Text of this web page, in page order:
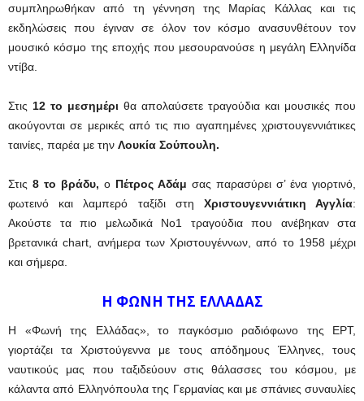
συμπληρωθήκαν από τη γέννηση της Μαρίας Κάλλας και τις
εκδηλώσεις που έγιναν σε όλον τον κόσμο ανασυνθέτουν τον
μουσικό κόσμο της εποχής που μεσουρανούσε η μεγάλη Ελληνίδα
ντίβα.
Στις 12 το μεσημέρι θα απολαύσετε τραγούδια και μουσικές που
ακούγονται σε μερικές από τις πιο αγαπημένες χριστουγεννιάτικες
ταινίες, παρέα με την Λουκία Σούπουλη.
Στις 8 το βράδυ, ο Πέτρος Αδάμ σας παρασύρει σ’ ένα γιορτινό,
φωτεινό και λαμπερό ταξίδι στη Χριστουγεννιάτικη Αγγλία:
Ακούστε τα πιο μελωδικά Νο1 τραγούδια που ανέβηκαν στα
βρετανικά chart, ανήμερα των Χριστουγέννων, από το 1958 μέχρι
και σήμερα.
Η ΦΩΝΗ ΤΗΣ ΕΛΛΑΔΑΣ
Η «Φωνή της Ελλάδας», το παγκόσμιο ραδιόφωνο της ΕΡΤ,
γιορτάζει τα Χριστούγεννα με τους απόδημους Έλληνες, τους
ναυτικούς μας που ταξιδεύουν στις θάλασσες του κόσμου, με
κάλαντα από Ελληνόπουλα της Γερμανίας και με σπάνιες συναυλίες